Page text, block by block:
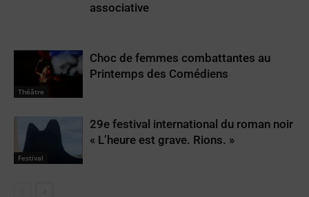
associative
Théâtre
Choc de femmes combattantes au
Printemps des Comédiens
Festival
29e festival international du roman noir
« L’heure est grave. Rions. »